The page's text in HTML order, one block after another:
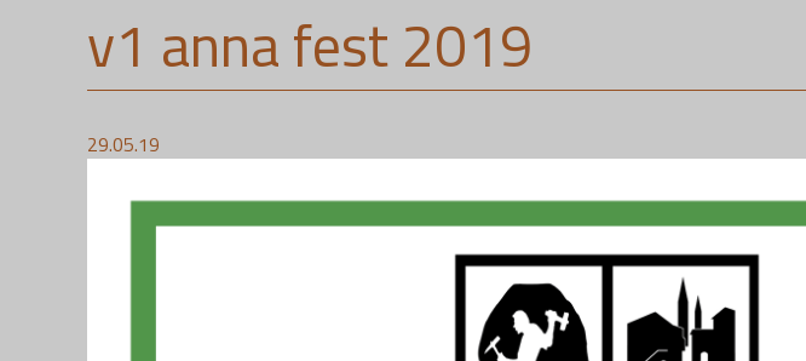
v1 anna fest 2019
29.05.19